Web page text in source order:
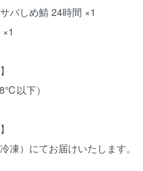
バしめ鯖 24時間 ×1
以下）
凍）にてお届けいたします。